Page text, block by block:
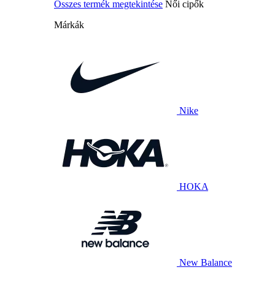
Összes termék megtekintése Női cipők
Márkák
Nike
HOKA
New Balance